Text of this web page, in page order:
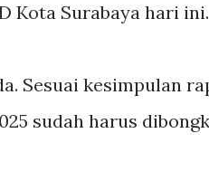
Kota Surabaya hari ini.
Sesuai kesimpulan
sudah harus